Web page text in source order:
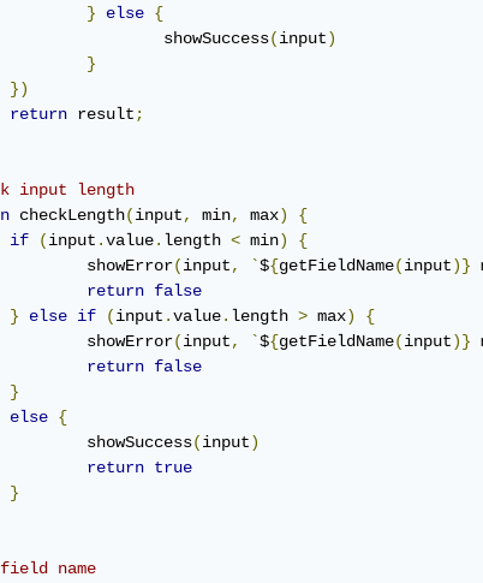
}
else {
			showSuccess
(input)
}
})
return result ;
input length
checkLength(input, min, max)
{
if
(input .value. length < min)
{
		showError
(input, `${getFieldName(input)}
return false
}
else if (input .value. length > max)
{
		showError
(input, `${getFieldName(input)}
return false
}
else {
		showSuccess
(input)
return true
}
name